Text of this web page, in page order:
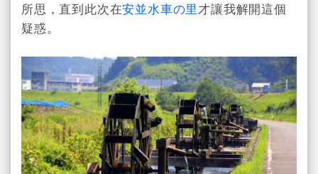
所思，直到此次在安並水車の里才讓我解開這個
疑惑。